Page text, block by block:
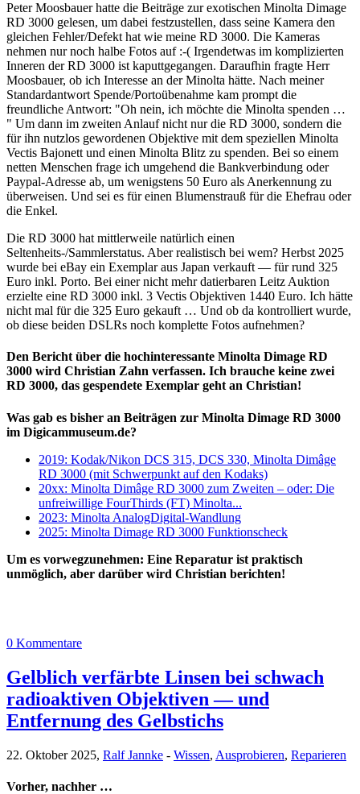
Peter Moosbauer hatte die Beiträge zur exotischen Minolta Dimage
RD 3000 gelesen, um dabei festzustellen, dass seine Kamera den
gleichen Fehler/Defekt hat wie meine RD 3000. Die Kameras
nehmen nur noch halbe Fotos auf :-( Irgendetwas im komplizierten
Inneren der RD 3000 ist kaputtgegangen. Daraufhin fragte Herr
Moosbauer, ob ich Interesse an der Minolta hätte. Nach meiner
Standardantwort Spende/Portoübenahme kam prompt die
freundliche Antwort: "Oh nein, ich möchte die Minolta spenden …
" Um dann im zweiten Anlauf nicht nur die RD 3000, sondern die
für ihn nutzlos gewordenen Objektive mit dem speziellen Minolta
Vectis Bajonett und einen Minolta Blitz zu spenden. Bei so einem
netten Menschen frage ich umgehend die Bankverbindung oder
Paypal-Adresse ab, um wenigstens 50 Euro als Anerkennung zu
überweisen. Und sei es für einen Blumenstrauß für die Ehefrau oder
die Enkel.
Die RD 3000 hat mittlerweile natürlich einen
Seltenheits-/Sammlerstatus. Aber realistisch bei wem? Herbst 2025
wurde bei eBay ein Exemplar aus Japan verkauft — für rund 325
Euro inkl. Porto. Bei einer nicht mehr datierbaren Leitz Auktion
erzielte eine RD 3000 inkl. 3 Vectis Objektiven 1440 Euro. Ich hätte
nicht mal für die 325 Euro gekauft … Und ob da kontrolliert wurde,
ob diese beiden DSLRs noch komplette Fotos aufnehmen?
Den Bericht über die hochinteressante Minolta Dimage RD
3000 wird Christian Zahn verfassen. Ich brauche keine zwei
RD 3000, das gespendete Exemplar geht an Christian!
Was gab es bisher an Beiträgen zur Minolta Dimage RD 3000
im Digicammuseum.de?
2019: Kodak/Nikon DCS 315, DCS 330, Minolta Dimâge
RD 3000 (mit Schwerpunkt auf den Kodaks)
20xx: Minolta Dimâge RD 3000 zum Zweiten – oder: Die
unfreiwillige FourThirds (FT) Minolta...
2023: Minolta AnalogDigital-Wandlung
2025: Minolta Dimage RD 3000 Funktionscheck
Um es vorwegzunehmen: Eine Reparatur ist praktisch
unmöglich, aber darüber wird Christian berichten!
0 Kommentare
Gelblich verfärbte Linsen bei schwach
radioaktiven Objektiven — und
Entfernung des Gelbstichs
22. Oktober 2025, Ralf Jannke - Wissen, Ausprobieren, Reparieren
Vorher, nachher …